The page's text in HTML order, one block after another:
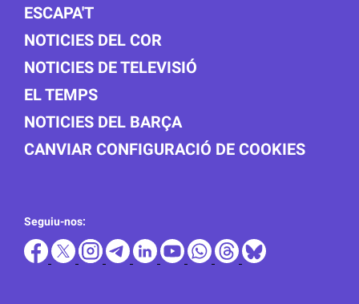
ESCAPA'T
NOTICIES DEL COR
NOTICIES DE TELEVISIÓ
EL TEMPS
NOTICIES DEL BARÇA
CANVIAR CONFIGURACIÓ DE COOKIES
Seguiu-nos: